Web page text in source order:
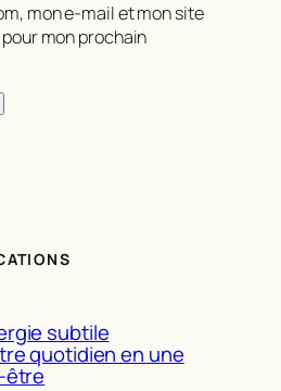
mon e-mail et mon site
mon prochain
subtile
quotidien en une
être